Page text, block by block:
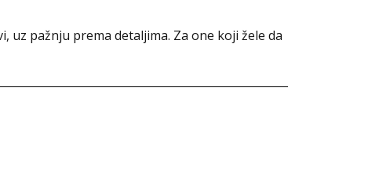
uz pažnju prema detaljima. Za one koji žele da